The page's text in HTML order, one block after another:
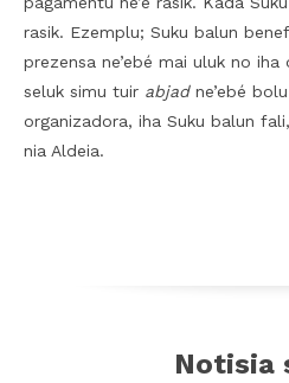
rasik. Ezemplu; Suku balun
prezensa ne’ebé mai uluk no
seluk simu tuir abjad ne’ebé
organizadora, iha Suku balun
nia Aldeia.
Notisia